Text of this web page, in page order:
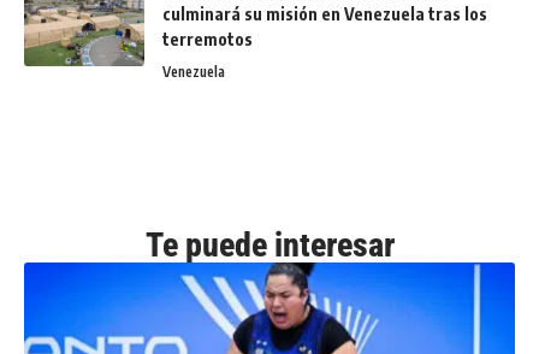
culminará su misión en Venezuela tras los
terremotos
Venezuela
Te puede interesar